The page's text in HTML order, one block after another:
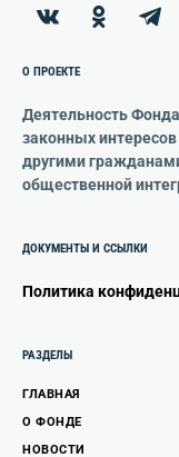
О ПРОЕКТЕ
Деятельность
законных
другими
общественной
РАЗДЕЛЫ
ГЛАВНАЯ
О ФОНДЕ
НОВОСТИ
ДОКУМЕНТЫ И ССЫЛКИ
Политика